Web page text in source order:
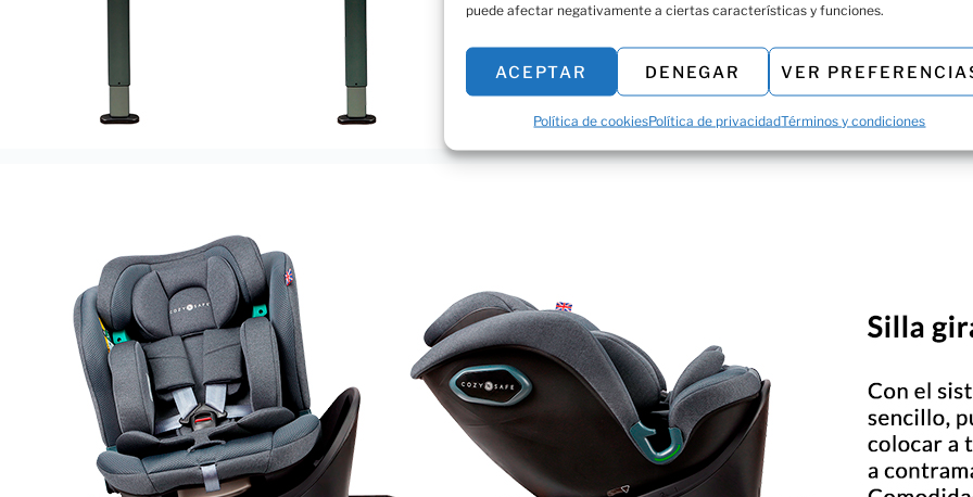
puede afectar negativamente a ciertas características y funciones.
ACEPTAR DENEGAR VER
Política de cookiesPolítica de privacidadTérminos y condiciones